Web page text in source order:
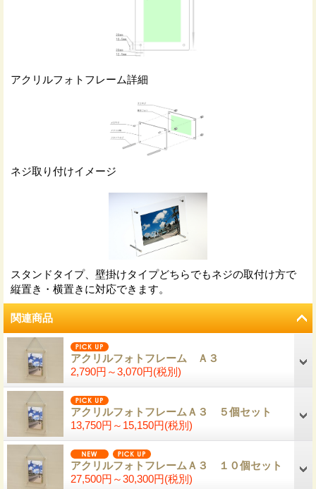
アクリルフォトフレーム詳細
ネジ取り付けイメージ
スタンドタイプ、壁掛けタイプどちらでもネジの取付け方で
縦置き・横置きに対応できます。
関連商品
アクリルフォトフレーム Ａ３
2,790円～3,070円(税別)
アクリルフォトフレームＡ３ ５個セット
13,750円～15,150円(税別)
アクリルフォトフレームＡ３ １０個セット
27,500円～30,300円(税別)